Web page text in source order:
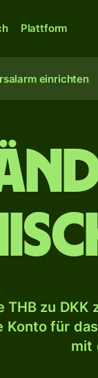
Plattform
einrichten
THB zu
Konto für
mit